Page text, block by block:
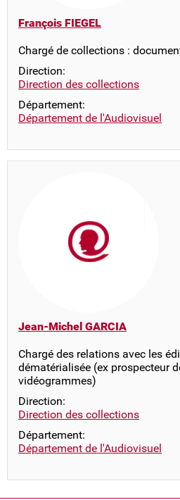
François FIEGEL
Chargé de collections :
Direction:
Direction des collections
Département:
Département de l'Audiovisuel
Jean-Michel GARCIA
Chargé des relations avec les
dématérialisée (ex prospecteur
vidéogrammes)
Direction:
Direction des collections
Département:
Département de l'Audiovisuel